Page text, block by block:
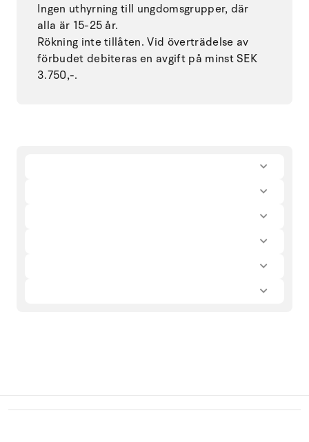
Ingen uthyrning till ungdomsgrupper, där
alla är 15-25 år.
Rökning inte tillåten. Vid överträdelse av
förbudet debiteras en avgift på minst SEK
3.750,-.